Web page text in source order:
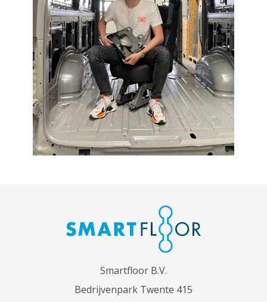
Smartfloor B.V.
Bedrijvenpark Twente 415